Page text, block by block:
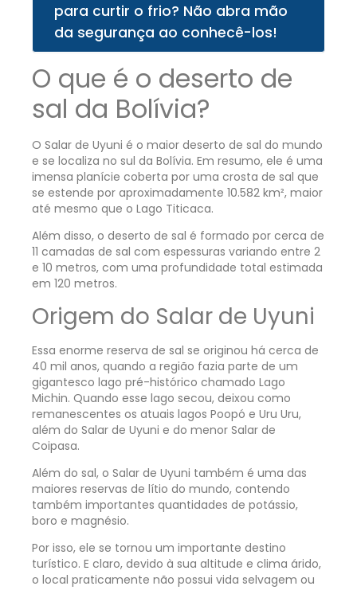
para curtir o frio? Não abra mão
da segurança ao conhecê-los!
O que é o deserto de
sal da Bolívia?
O Salar de Uyuni é o maior deserto de sal do mundo
e se localiza no sul da Bolívia. Em resumo, ele é uma
imensa planície coberta por uma crosta de sal que
se estende por aproximadamente 10.582 km², maior
até mesmo que o Lago Titicaca.
Além disso, o deserto de sal é formado por cerca de
11 camadas de sal com espessuras variando entre 2
e 10 metros, com uma profundidade total estimada
em 120 metros.
Origem do Salar de Uyuni
Essa enorme reserva de sal se originou há cerca de
40 mil anos, quando a região fazia parte de um
gigantesco lago pré-histórico chamado Lago
Michin. Quando esse lago secou, deixou como
remanescentes os atuais lagos Poopó e Uru Uru,
além do Salar de Uyuni e do menor Salar de
Coipasa.
Além do sal, o Salar de Uyuni também é uma das
maiores reservas de lítio do mundo, contendo
também importantes quantidades de potássio,
boro e magnésio.
Por isso, ele se tornou um importante destino
turístico. E claro, devido à sua altitude e clima árido,
o local praticamente não possui vida selvagem ou